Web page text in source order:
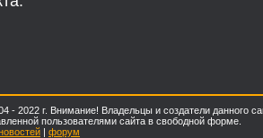
- 2022 г. Внимание! Владельцы и создатели данного
пользователями сайта в свободной форме.
| форум